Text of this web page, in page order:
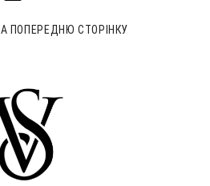
ПОПЕРЕДНЮ СТОРІНКУ